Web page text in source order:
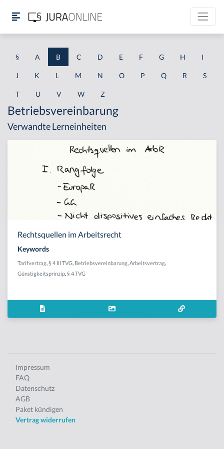
§ A B C D E F G H I
J K L M N O P Q R S
T U V W Z
Betriebsvereinbarung
Verwandte Lerneinheiten
Rechtsquellen im Arbeitsrecht
Keywords
Tarifvertrag § 4 III TVG Betriebsvereinbarung Arbeitsvertrag
Günstigkeitsprinzip § 4 TVG
Impressum
FAQ
Datenschutz
AGB
Paket kündigen
Vertrag widerrufen